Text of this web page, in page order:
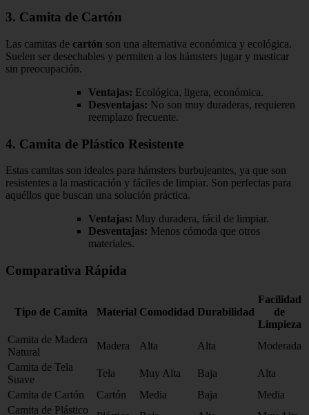
3. Camita de Cartón
Las camitas de cartón son una alternativa económica y ecológica.
Suelen ser desechables y permiten a los hámsters jugar y masticar
sin preocupación.
Ventajas: Ecológica, ligera, económica.
Desventajas: No son muy duraderas, requieren
reemplazo frecuente.
4. Camita de Plástico Resistente
Estas camitas son ideales para hámsters burbujeantes, ya que son
resistentes a la masticación y fáciles de limpiar. Son perfectas para
aquéllos que buscan una solución práctica.
Ventajas: Muy duradera, fácil de limpiar.
Desventajas: Menos cómoda que otros
materiales.
Comparativa Rápida
Tipo de Camita Material Comodidad Durabilidad
Facilidad
de
Limpieza
Camita de Madera
Natural
Madera Alta Alta
Moderada
Camita de Tela
Suave
Tela Muy Alta Baja
Alta
Camita de Cartón
Cartón Media Baja
Media
Camita de Plástico